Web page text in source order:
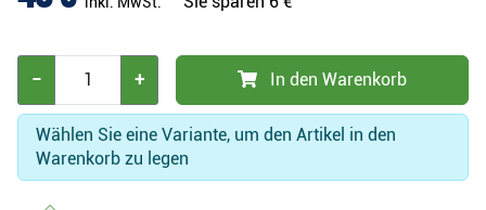
− + In den Warenkorb
Wählen Sie eine Variante, um den Artikel in den
Warenkorb zu legen